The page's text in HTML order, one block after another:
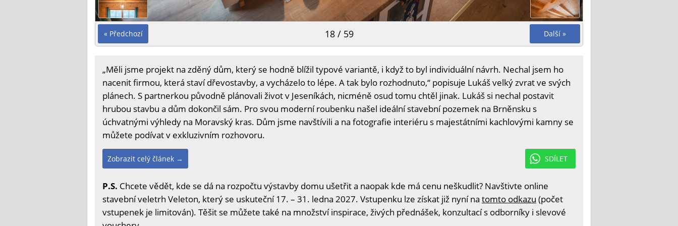
« Předchozí Další »
18 / 59
„Měli jsme projekt na zděný dům, který se hodně blížil typové variantě, i když to byl individuální návrh. Nechal jsem ho
nacenit firmou, která staví dřevostavby, a vycházelo to lépe. A tak bylo rozhodnuto,“ popisuje Lukáš velký zvrat ve svých
plánech. S partnerkou původně plánovali život v Jeseníkách, nicméně osud tomu chtěl jinak. Lukáš si nechal postavit
hrubou stavbu a dům dokončil sám. Pro svou moderní roubenku našel ideální stavební pozemek na Brněnsku s
úchvatnými výhledy na Moravský kras. Dům jsme navštívili a na fotografie interiéru s majestátními kachlovými kamny se
můžete podívat v exkluzivním rozhovoru.
SDÍLET
Zobrazit celý článek →
P.S. Chcete vědět, kde se dá na rozpočtu výstavby domu ušetřit a naopak kde má cenu neškudlit? Navštivte online
stavební veletrh Veleton, který se uskuteční 17. – 31. ledna 2027. Vstupenku lze získat již nyní na tomto odkazu (počet
vstupenek je limitován). Těšit se můžete také na množství inspirace, živých přednášek, konzultací s odborníky i slevové